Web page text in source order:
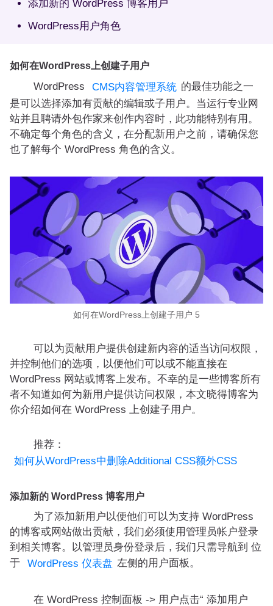
添加新的 WordPress 博客用户
WordPress用户角色
如何在WordPress上创建子用户
WordPress CMS内容管理系统 的最佳功能之一
是可以选择添加有贡献的编辑或子用户。当运行专业网
站并且聘请外包作家来创作内容时，此功能特别有用。
不确定每个角色的含义，在分配新用户之前，请确保您
也了解每个 WordPress 角色的含义。
如何在WordPress上创建子用户 5
可以为贡献用户提供创建新内容的适当访问权限，
并控制他们的选项，以便他们可以或不能直接在
WordPress 网站或博客上发布。不幸的是一些博客所有
者不知道如何为新用户提供访问权限，本文晓得博客为
你介绍如何在 WordPress 上创建子用户。
推荐：
如何从WordPress中删除Additional CSS额外CSS
添加新的 WordPress 博客用户
为了添加新用户以便他们可以为支持 WordPress
的博客或网站做出贡献，我们必须使用管理员帐户登录
到相关博客。以管理员身份登录后，我们只需导航到 位
于
WordPress 仪表盘 左侧的用户面板。
在 WordPress 控制面板 -> 用户点击“ 添加用户